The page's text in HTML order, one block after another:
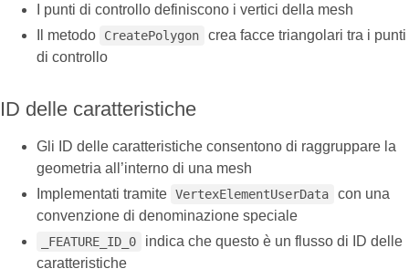
I punti di controllo definiscono i vertici della mesh
Il metodo
CreatePolygon
crea facce triangolari tra i punti
di controllo
ID delle caratteristiche
Gli ID delle caratteristiche consentono di raggruppare la
geometria all’interno di una mesh
Implementati tramite VertexElementUserData
con una
convenzione di denominazione speciale
_FEATURE_ID_0
indica che questo è un flusso di ID delle
caratteristiche